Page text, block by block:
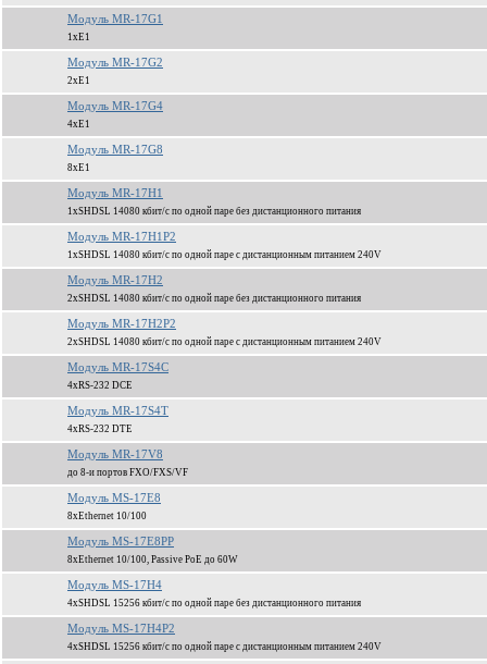
Модуль MR-17G1
1xЕ1
Модуль MR-17G2
2xЕ1
Модуль MR-17G4
4xЕ1
Модуль MR-17G8
8xЕ1
Модуль MR-17H1
1xSHDSL 14080 кбит/c по одной паре без дистанционного питания
Модуль MR-17H1P2
1xSHDSL 14080 кбит/c по одной паре c дистанционным питанием 240V
Модуль MR-17H2
2xSHDSL 14080 кбит/c по одной паре без дистанционного питания
Модуль MR-17H2P2
2xSHDSL 14080 кбит/c по одной паре c дистанционным питанием 240V
Модуль MR-17S4C
4xRS-232 DCE
Модуль MR-17S4T
4xRS-232 DTE
Модуль MR-17V8
до 8-и портов FXO/FXS/VF
Модуль MS-17E8
8xEthernet 10/100
Модуль MS-17E8PP
8xEthernet 10/100, Passive PoE до 60W
Модуль MS-17H4
4xSHDSL 15256 кбит/c по одной паре без дистанционного питания
Модуль MS-17H4P2
4xSHDSL 15256 кбит/c по одной паре c дистанционным питанием 240V